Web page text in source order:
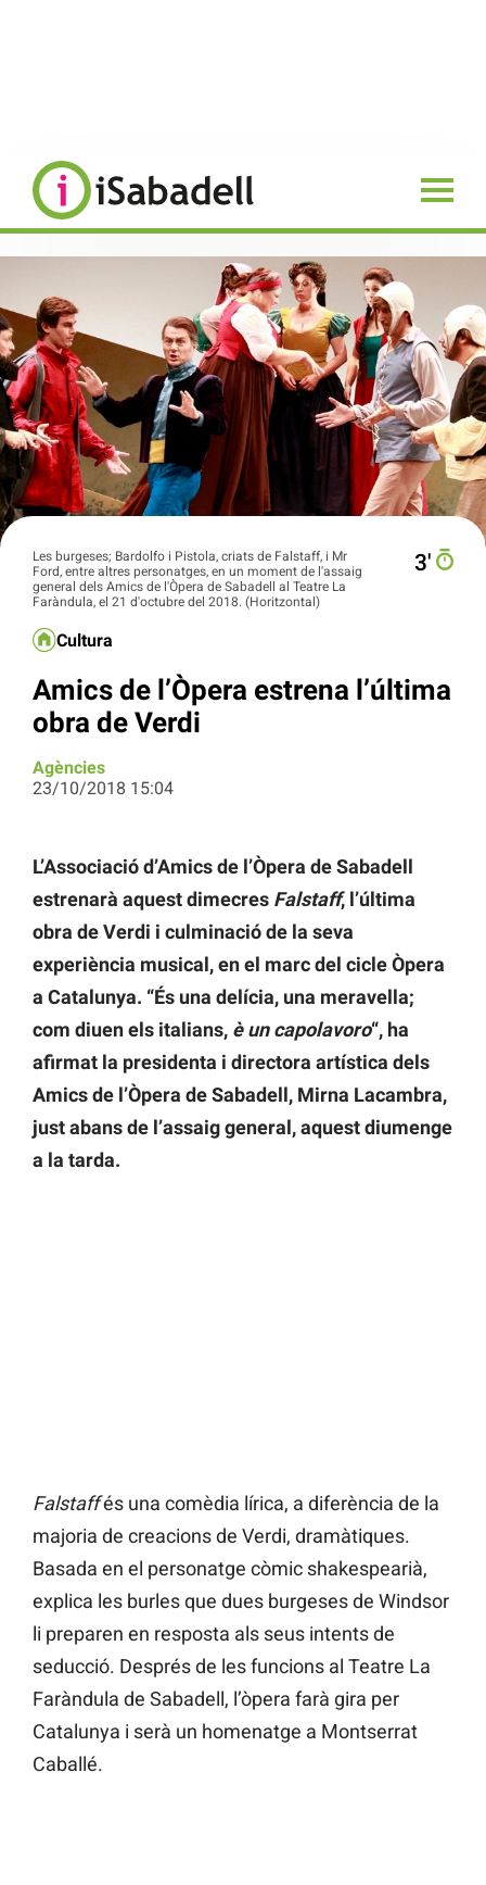
Les burgeses; Bardolfo i Pistola, criats de Falstaff, i Mr
Ford, entre altres personatges, en un moment de l'assaig
general dels Amics de l'Òpera de Sabadell al Teatre La
Faràndula, el 21 d'octubre del 2018. (Horitzontal)
3′
Cultura
Amics de l’Òpera estrena l’última
obra de Verdi
Agències
23/10/2018 15:04
L’Associació d’Amics de l’Òpera de Sabadell
estrenarà aquest dimecres Falstaff, l’última
obra de Verdi i culminació de la seva
experiència musical, en el marc del cicle Òpera
a Catalunya. “És una delícia, una meravella;
com diuen els italians, è un capolavoro“, ha
afirmat la presidenta i directora artística dels
Amics de l’Òpera de Sabadell, Mirna Lacambra,
just abans de l’assaig general, aquest diumenge
a la tarda.
Falstaffés una comèdia lírica, a diferència de la
majoria de creacions de Verdi, dramàtiques.
Basada en el personatge còmic shakespearià,
explica les burles que dues burgeses de Windsor
li preparen en resposta als seus intents de
seducció. Després de les funcions al Teatre La
Faràndula de Sabadell, l’òpera farà gira per
Catalunya i serà un homenatge a Montserrat
Caballé.